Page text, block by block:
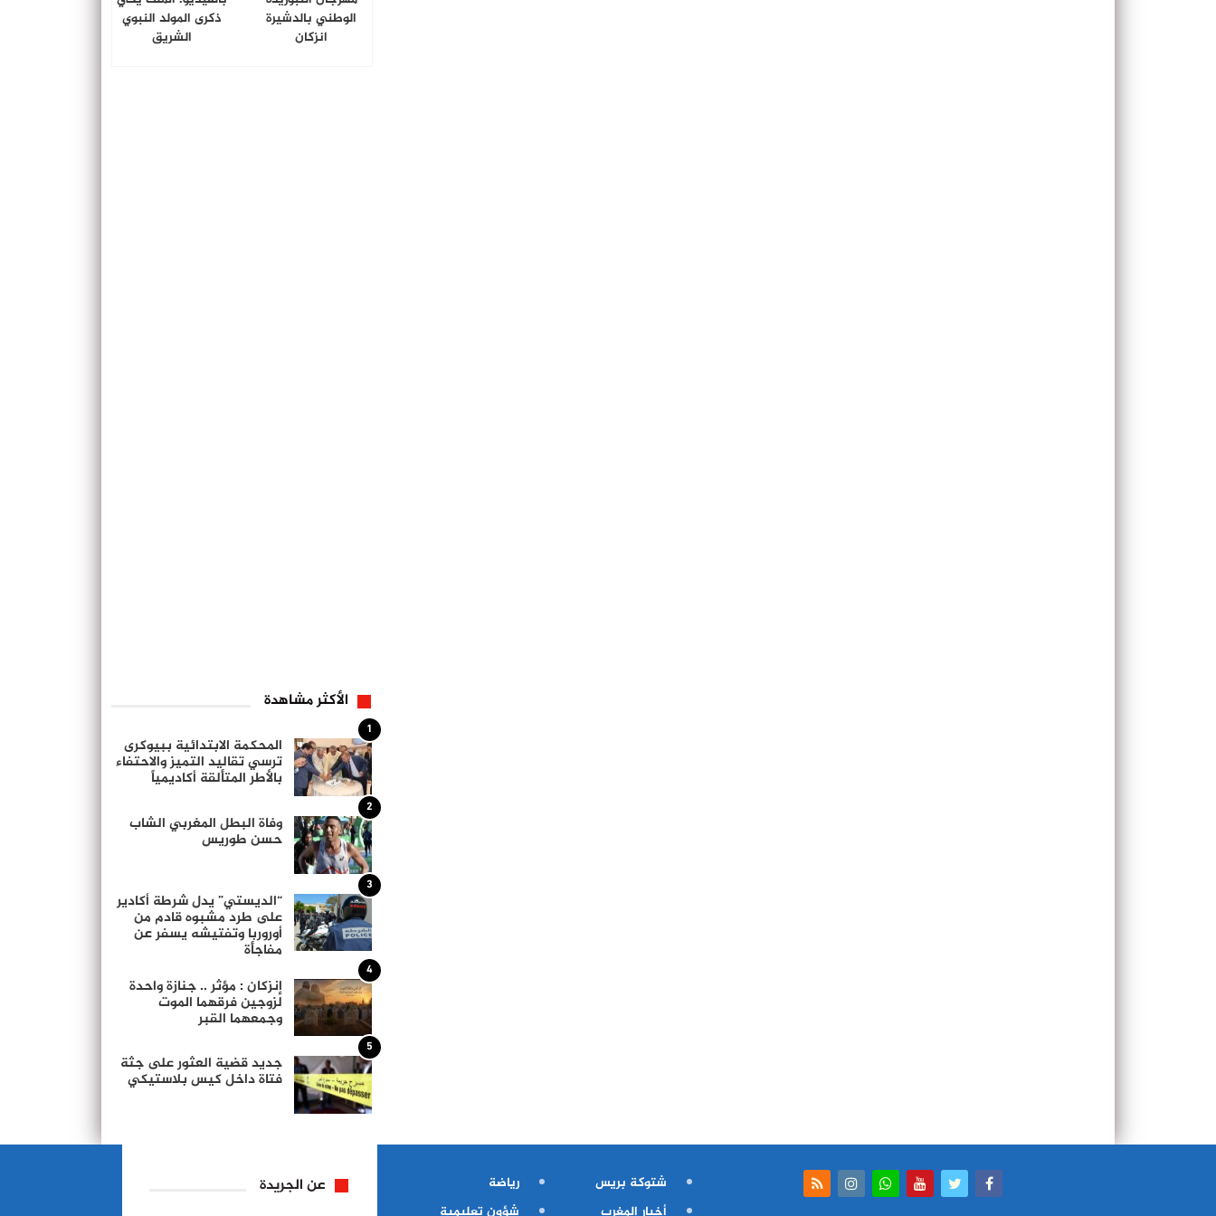
الوطني بالدشيرة
انزكان
ذكرى المولد النبوي
الشريق
الأكثر مشاهدة
1
المحكمة الابتدائية ببيوكرى
ترسي تقاليد التميز والاحتفاء
بالأطر المتألقة أكاديمياً
2
وفاة البطل المغربي الشاب
حسن طوريس
3
“الديستي” يدل شرطة أكادير
على طرد مشبوه قادم من
أوروربا وتفتيشه يسفر عن
مفاجأة
4
إنزكان : مؤثر .. جنازة واحدة
لزوجين فرقهما الموت
وجمعهما القبر
5
جديد قضية العثور على جثة
فتاة داخل كيس بلاستيكي
شتوكة بريس
أخبار المغرب
رياضة
شؤون تعليمية
عن الجريدة